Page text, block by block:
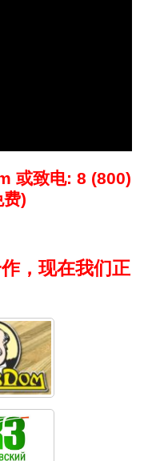
或致电: 8 (800)
)
，现在我们正